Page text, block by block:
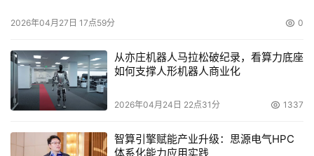
2026年04月27日 17点59分 0
从亦庄机器人马拉松破纪录，看算力底座
如何支撑人形机器人商业化
2026年04月24日 22点31分 1337
智算引擎赋能产业升级：思源电气HPC
体系化能力应用实践